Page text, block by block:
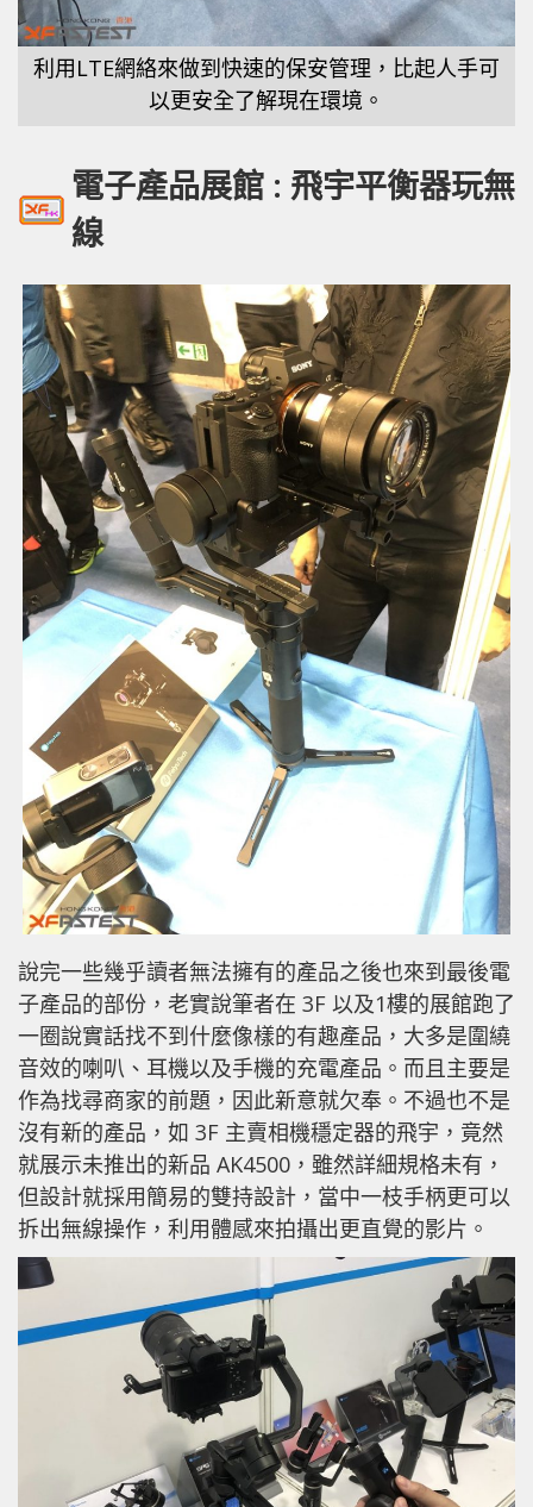
利用LTE網絡來做到快速的保安管理，比起人手可
以更安全了解現在環境。
電子產品展館 : 飛宇平衡器玩無
線
說完一些幾乎讀者無法擁有的產品之後也來到最後電
子產品的部份，老實說筆者在 3F 以及1樓的展館跑了
一圈說實話找不到什麼像樣的有趣產品，大多是圍繞
音效的喇叭、耳機以及手機的充電產品。而且主要是
作為找尋商家的前題，因此新意就欠奉。不過也不是
沒有新的產品，如 3F 主賣相機穩定器的飛宇，竟然
就展示未推出的新品 AK4500，雖然詳細規格未有，
但設計就採用簡易的雙持設計，當中一枝手柄更可以
拆出無線操作，利用體感來拍攝出更直覺的影片。